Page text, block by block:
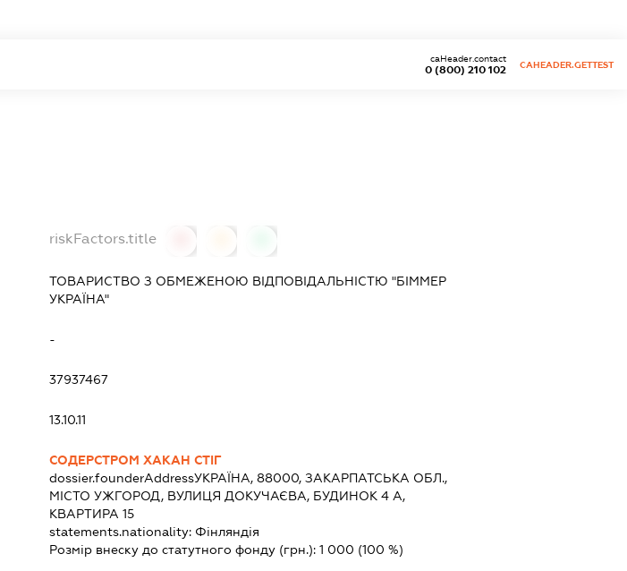
0 (800) 210 102
caHeader.contact
CAHEADER.GETTEST
riskFactors.title
ТОВАРИСТВО З ОБМЕЖЕНОЮ ВІДПОВІДАЛЬНІСТЮ "БІММЕР
УКРАЇНА"
-
37937467
13.10.11
СОДЕРСТРОМ ХАКАН СТІГ
dossier.founderAddressУКРАЇНА, 88000, ЗАКАРПАТСЬКА ОБЛ.,
МІСТО УЖГОРОД, ВУЛИЦЯ ДОКУЧАЄВА, БУДИНОК 4 А,
КВАРТИРА 15
statements.nationality: Фінляндія
Розмір внеску до статутного фонду (грн.): 1 000 (100 %)